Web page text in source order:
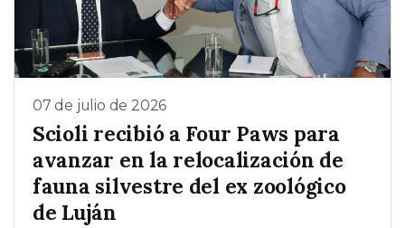
07 de julio de 2026
Scioli recibió a Four Paws para
avanzar en la relocalización de
fauna silvestre del ex zoológico
de Luján